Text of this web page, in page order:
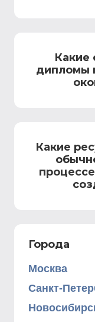
Какие
дипломы
Какие
Города
Москва
Санкт-